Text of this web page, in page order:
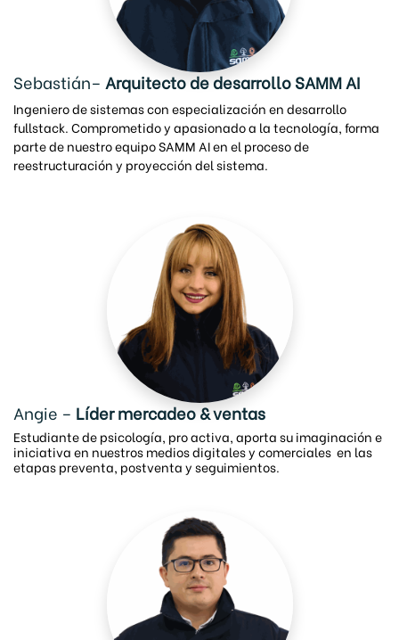
Sebastián– Arquitecto de desarrollo SAMM AI
Ingeniero de sistemas con especialización en desarrollo
fullstack. Comprometido y apasionado a la tecnología, forma
parte de nuestro equipo SAMM AI en el proceso de
reestructuración y proyección del sistema.
Angie – Líder mercadeo & ventas
Estudiante de psicología, pro activa, aporta su imaginación e
iniciativa en nuestros mediosdigitales y comerciales en las
etapas preventa, postventa y seguimientos.